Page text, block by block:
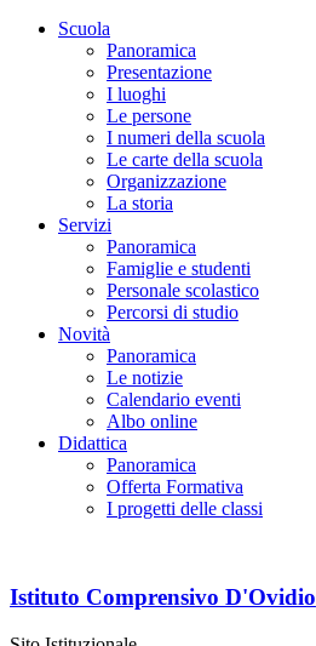
Scuola
Panoramica
Presentazione
I luoghi
Le persone
I numeri della scuola
Le carte della scuola
Organizzazione
La storia
Servizi
Panoramica
Famiglie e studenti
Personale scolastico
Percorsi di studio
Novità
Panoramica
Le notizie
Calendario eventi
Albo online
Didattica
Panoramica
Offerta Formativa
I progetti delle classi
Istituto Comprensivo D'Ovidio